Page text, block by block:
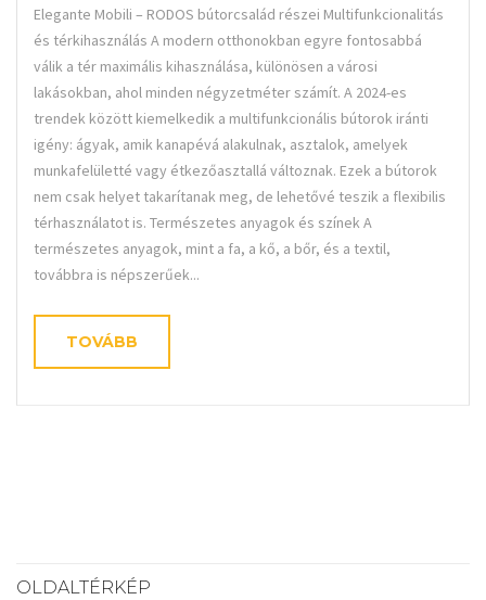
Elegante Mobili – RODOS bútorcsalád részei Multifunkcionalitás
és térkihasználás A modern otthonokban egyre fontosabbá
válik a tér maximális kihasználása, különösen a városi
lakásokban, ahol minden négyzetméter számít. A 2024-es
trendek között kiemelkedik a multifunkcionális bútorok iránti
igény: ágyak, amik kanapévá alakulnak, asztalok, amelyek
munkafelületté vagy étkezőasztallá változnak. Ezek a bútorok
nem csak helyet takarítanak meg, de lehetővé teszik a flexibilis
térhasználatot is. Természetes anyagok és színek A
természetes anyagok, mint a fa, a kő, a bőr, és a textil,
továbbra is népszerűek...
TOVÁBB
OLDALTÉRKÉP